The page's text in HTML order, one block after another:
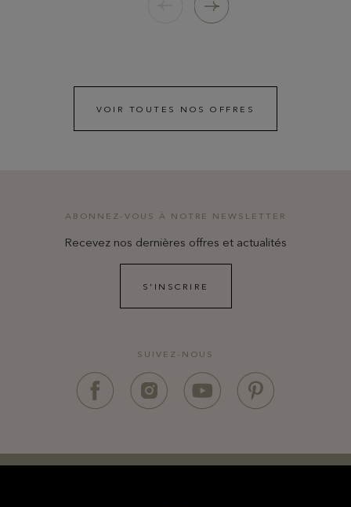
VOIR TOUTES NOS OFFRES
ABONNEZ-VOUS À NOTRE NEWSLETTER
Recevez nos dernières offres et actualités
S'INSCRIRE
SUIVEZ-NOUS